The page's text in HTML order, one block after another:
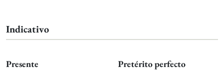
Indicativo
Presente Pretérito perfecto